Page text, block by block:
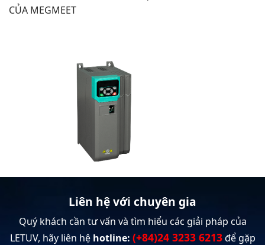
CỦA MEGMEET
Liên hệ với chuyên gia
Quý khách cần tư vấn và tìm hiểu các giải pháp của
LETUV, hãy liên hệ hotline: (+84)24 3233 6213để gặp